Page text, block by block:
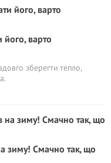
його, варто
зберегти тепло,
зиму! Смачно так, що